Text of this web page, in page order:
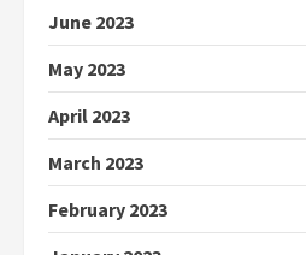
June 2023
May 2023
April 2023
March 2023
February 2023